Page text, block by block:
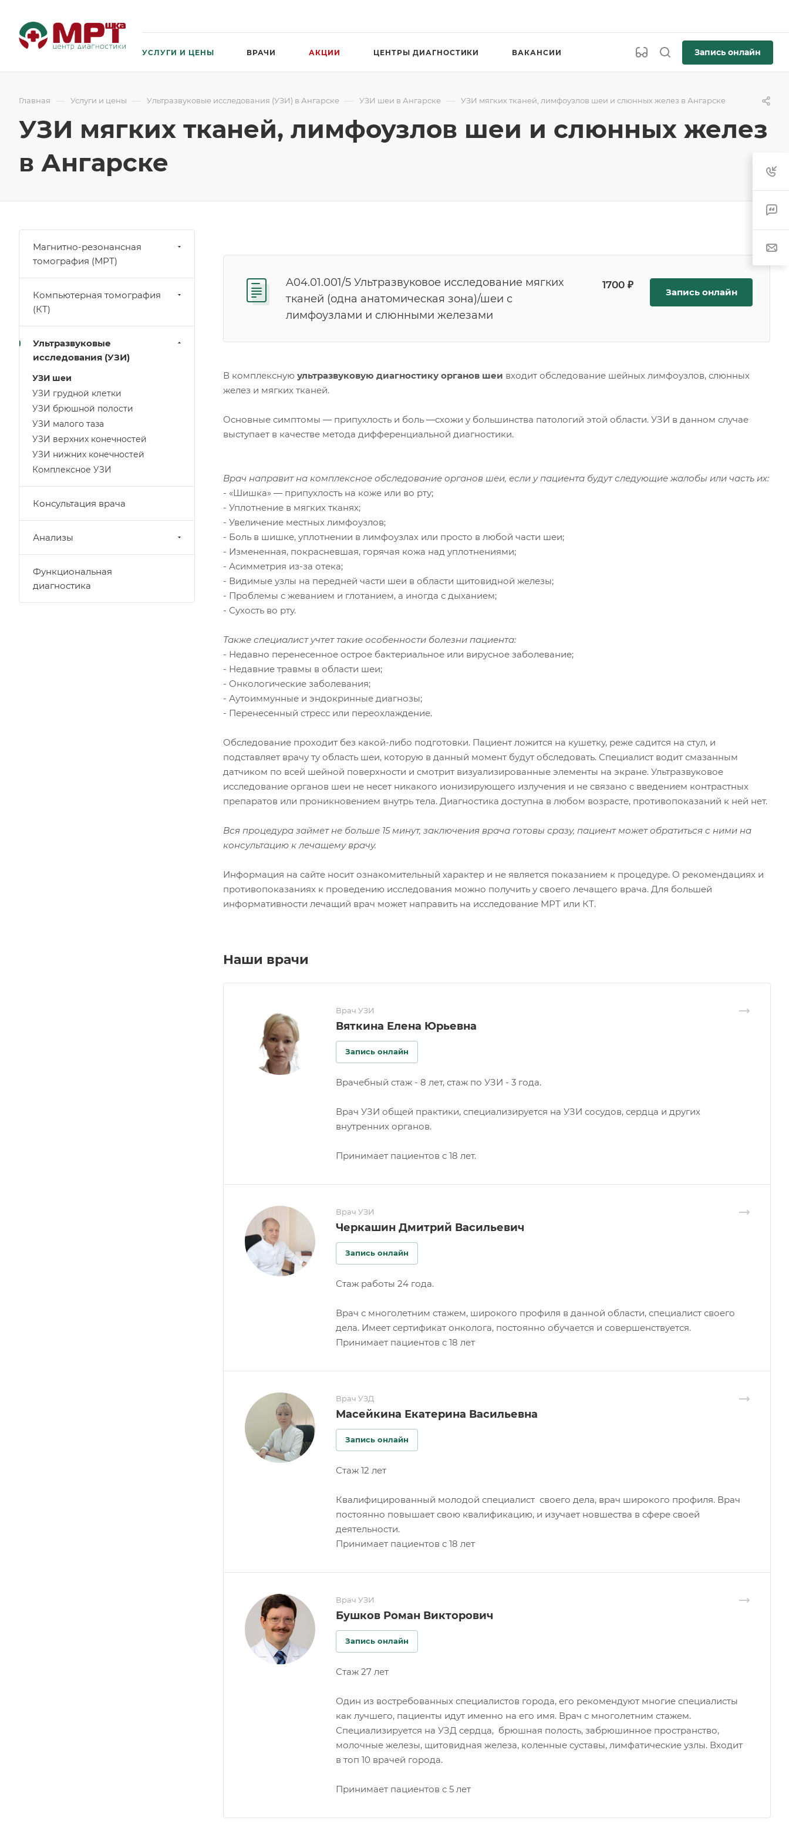
УСЛУГИ И ЦЕНЫ ВРАЧИ АКЦИИ ЦЕНТРЫ ДИАГНОСТИКИ ВАКАНСИИ Запись онлайн
Главная — Услуги и цены — Ультразвуковые исследования (УЗИ) в Ангарске — УЗИ шеи в Ангарске — УЗИ мягких тканей, лимфоузлов шеи и слюнных желез в Ангарске
УЗИ мягких тканей, лимфоузлов шеи и слюнных желез
в Ангарске
A04.01.001/5 Ультразвуковое исследование мягких
тканей (одна анатомическая зона)/шеи с
лимфоузлами и слюнными железами
1700 ₽
Запись онлайн
В комплексную ультразвуковую диагностику органов шеи входит обследование шейных лимфоузлов, слюнных
желез и мягких тканей.
Основные симптомы ― припухлость и боль ―схожи у большинства патологий этой области. УЗИ в данном случае
выступает в качестве метода дифференциальной диагностики.
Врач направит на комплексное обследование органов шеи, если у пациента будут следующие жалобы или часть их:
- «Шишка» ― припухлость на коже или во рту;
- Уплотнение в мягких тканях;
- Увеличение местных лимфоузлов;
- Боль в шишке, уплотнении в лимфоузлах или просто в любой части шеи;
- Измененная, покрасневшая, горячая кожа над уплотнениями;
- Асимметрия из-за отека;
- Видимые узлы на передней части шеи в области щитовидной железы;
- Проблемы с жеванием и глотанием, а иногда с дыханием;
- Сухость во рту.
Также специалист учтет такие особенности болезни пациента:
- Недавно перенесенное острое бактериальное или вирусное заболевание;
- Недавние травмы в области шеи;
- Онкологические заболевания;
- Аутоиммунные и эндокринные диагнозы;
- Перенесенный стресс или переохлаждение.
Обследование проходит без какой-либо подготовки. Пациент ложится на кушетку, реже садится на стул, и
подставляет врачу ту область шеи, которую в данный момент будут обследовать. Специалист водит смазанным
датчиком по всей шейной поверхности и смотрит визуализированные элементы на экране. Ультразвуковое
исследование органов шеи не несет никакого ионизирующего излучения и не связано с введением контрастных
препаратов или проникновением внутрь тела. Диагностика доступна в любом возрасте, противопоказаний к ней нет.
Вся процедура займет не больше 15 минут, заключения врача готовы сразу, пациент может обратиться с ними на
консультацию к лечащему врачу.
Информация на сайте носит ознакомительный характер и не является показанием к процедуре. О рекомендациях и
противопоказаниях к проведению исследования можно получить у своего лечащего врача. Для большей
информативности лечащий врач может направить на исследование МРТ или КТ.
Наши врачи
Врач УЗИ
Вяткина Елена Юрьевна
Запись онлайн
Врачебный стаж - 8 лет, стаж по УЗИ - 3 года.
Врач УЗИ общей практики, специализируется на УЗИ сосудов, сердца и других
внутренних органов.
Принимает пациентов с 18 лет.
Врач УЗИ
Черкашин Дмитрий Васильевич
Запись онлайн
Стаж работы 24 года.
Врач с многолетним стажем, широкого профиля в данной области, специалист своего
дела. Имеет сертификат онколога, постоянно обучается и совершенствуется.
Принимает пациентов с 18 лет
Врач УЗД
Масейкина Екатерина Васильевна
Запись онлайн
Стаж 12 лет
Квалифицированный молодой специалист своего дела, врач широкого профиля. Врач
постоянно повышает свою квалификацию, и изучает новшества в сфере своей
деятельности.
Принимает пациентов с 18 лет
Врач УЗИ
Бушков Роман Викторович
Запись онлайн
Стаж 27 лет
Один из востребованных специалистов города, его рекомендуют многие специалисты
как лучшего, пациенты идут именно на его имя. Врач с многолетним стажем.
Специализируется на УЗД сердца, брюшная полость, забрюшинное пространство,
молочные железы, щитовидная железа, коленные суставы, лимфатические узлы. Входит
в топ 10 врачей города.
Принимает пациентов с 5 лет
Магнитно-резонансная
томография (МРТ)
Компьютерная томография
(КТ)
Ультразвуковые
исследования (УЗИ)
УЗИ шеи
УЗИ грудной клетки
УЗИ брюшной полости
УЗИ малого таза
УЗИ верхних конечностей
УЗИ нижних конечностей
Комплексное УЗИ
Консультация врача
Анализы
Функциональная
диагностика